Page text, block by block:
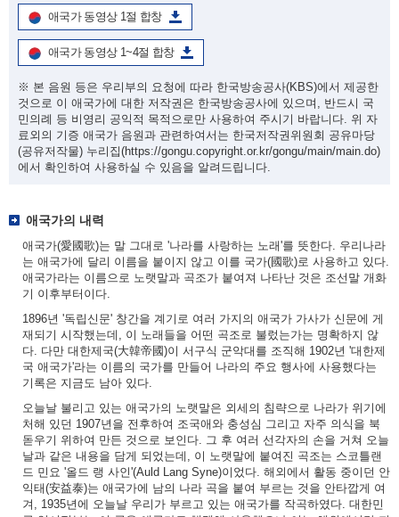
애국가 동영상 1절 합창
애국가 동영상 1~4절 합창
※ 본 음원 등은 우리부의 요청에 따라 한국방송공사(KBS)에서 제공한
것으로 이 애국가에 대한 저작권은 한국방송공사에 있으며, 반드시 국
민의례 등 비영리 공익적 목적으로만 사용하여 주시기 바랍니다. 위 자
료외의 기증 애국가 음원과 관련하여서는 한국저작권위원회 공유마당
(공유저작물) 누리집(https://gongu.copyright.or.kr/gongu/main/main.do)
에서 확인하여 사용하실 수 있음을 알려드립니다.
애국가의 내력
애국가(愛國歌)는 말 그대로 '나라를 사랑하는 노래'를 뜻한다. 우리나라
는 애국가에 달리 이름을 붙이지 않고 이를 국가(國歌)로 사용하고 있다.
애국가라는 이름으로 노랫말과 곡조가 붙여져 나타난 것은 조선말 개화
기 이후부터이다.
1896년 '독립신문' 창간을 계기로 여러 가지의 애국가 가사가 신문에 게
재되기 시작했는데, 이 노래들을 어떤 곡조로 불렀는가는 명확하지 않
다. 다만 대한제국(大韓帝國)이 서구식 군악대를 조직해 1902년 '대한제
국 애국가'라는 이름의 국가를 만들어 나라의 주요 행사에 사용했다는
기록은 지금도 남아 있다.
오늘날 불리고 있는 애국가의 노랫말은 외세의 침략으로 나라가 위기에
처해 있던 1907년을 전후하여 조국애와 충성심 그리고 자주 의식을 북
돋우기 위하여 만든 것으로 보인다. 그 후 여러 선각자의 손을 거쳐 오늘
날과 같은 내용을 담게 되었는데, 이 노랫말에 붙여진 곡조는 스코틀랜
드 민요 '올드 랭 사인'(Auld Lang Syne)이었다. 해외에서 활동 중이던 안
익태(安益泰)는 애국가에 남의 나라 곡을 붙여 부르는 것을 안타깝게 여
겨, 1935년에 오늘날 우리가 부르고 있는 애국가를 작곡하였다. 대한민